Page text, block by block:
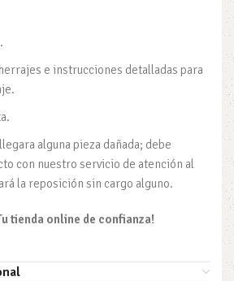
e instrucciones detalladas para
alguna pieza dañada; debe
con nuestro servicio de atención al
la reposición sin cargo alguno.
tienda online de confianza!